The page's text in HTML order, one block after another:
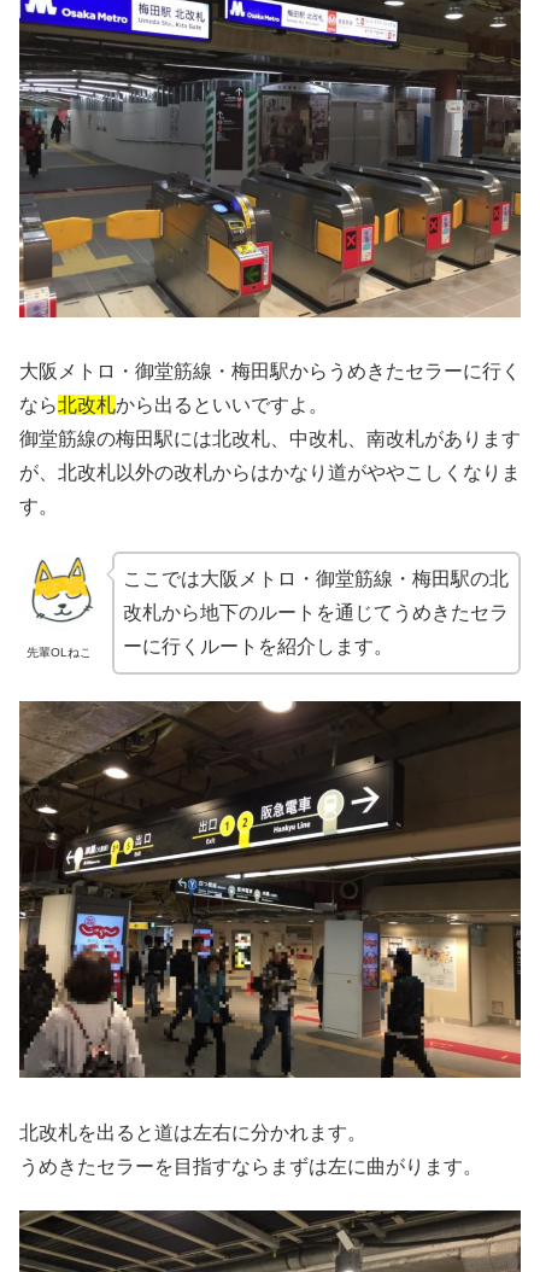
大阪メトロ・御堂筋線・梅田駅からうめきたセラーに行く
なら北改札から出るといいですよ。
御堂筋線の梅田駅には北改札、中改札、南改札があります
が、北改札以外の改札からはかなり道がややこしくなりま
す。
先輩OLねこ
ここでは大阪メトロ・御堂筋線・梅田駅の北
改札から地下のルートを通じてうめきたセラ
ーに行くルートを紹介します。
北改札を出ると道は左右に分かれます。
うめきたセラーを目指すならまずは左に曲がります。